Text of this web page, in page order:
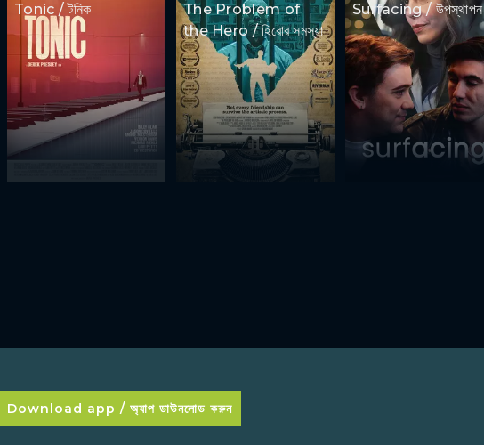
Tonic / টনিক
The Problem of
the Hero / হিরোর সমস্যা
Surfacing / উপস্থাপন
Download app / অ্যাপ ডাউনলোড করুন